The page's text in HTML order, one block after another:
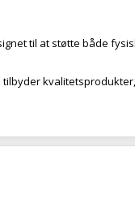
til at støtte både